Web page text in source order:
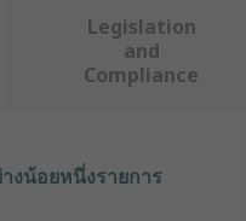
Legislation
and
Compliance
น้อยหนึ่งรายการ